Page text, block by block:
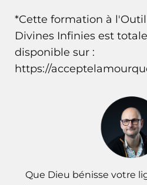
*Cette formation à
Divines Infinies est
disponible sur :
https://
Que Dieu bénisse votre